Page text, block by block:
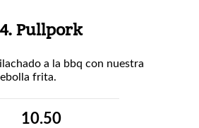
4. Pullpork
a la bbq con nuestra
frita.
10.50